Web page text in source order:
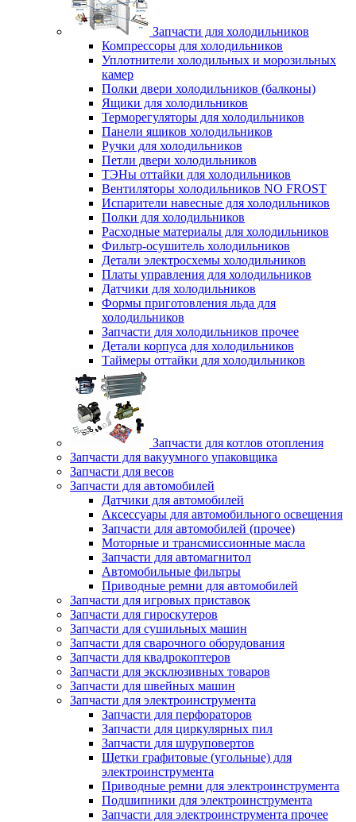
Запчасти для холодильников
Компрессоры для холодильников
Уплотнители холодильных и морозильных
камер
Полки двери холодильников (балконы)
Ящики для холодильников
Терморегуляторы для холодильников
Панели ящиков холодильников
Ручки для холодильников
Петли двери холодильников
ТЭНы оттайки для холодильников
Вентиляторы холодильников NO FROST
Испарители навесные для холодильников
Полки для холодильников
Расходные материалы для холодильников
Фильтр-осушитель холодильников
Детали электросхемы холодильников
Платы управления для холодильников
Датчики для холодильников
Формы приготовления льда для
холодильников
Запчасти для холодильников прочее
Детали корпуса для холодильников
Таймеры оттайки для холодильников
Запчасти для котлов отопления
Запчасти для вакуумного упаковщика
Запчасти для весов
Запчасти для автомобилей
Датчики для автомобилей
Аксессуары для автомобильного освещения
Запчасти для автомобилей (прочее)
Моторные и трансмиссионные масла
Запчасти для автомагнитол
Автомобильные фильтры
Приводные ремни для автомобилей
Запчасти для игровых приставок
Запчасти для гироскутеров
Запчасти для сушильных машин
Запчасти для сварочного оборудования
Запчасти для квадрокоптеров
Запчасти для эксклюзивных товаров
Запчасти для швейных машин
Запчасти для электроинструмента
Запчасти для перфораторов
Запчасти для циркулярных пил
Запчасти для шуруповертов
Щетки графитовые (угольные) для
электроинструмента
Приводные ремни для электроинструмента
Подшипники для электроинструмента
Запчасти для электроинструмента прочее